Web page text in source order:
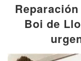
Boi de